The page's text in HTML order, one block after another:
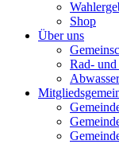
Shop
Über uns
Rad-